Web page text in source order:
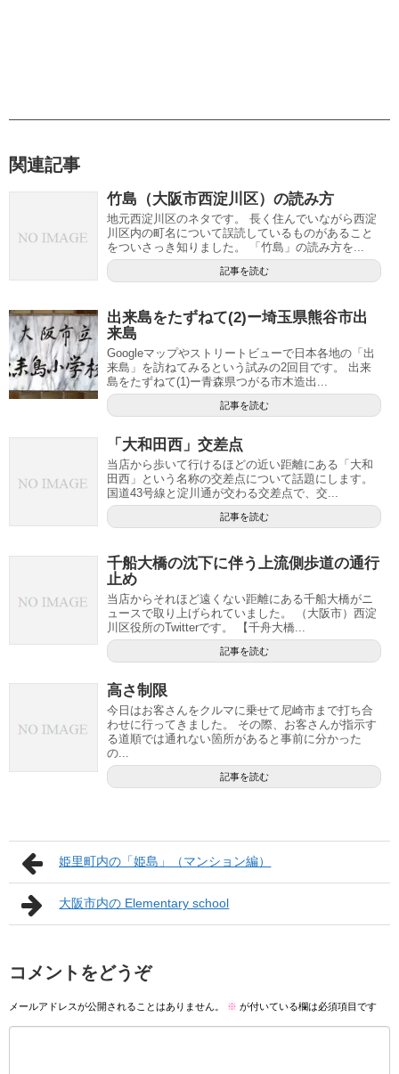
関連記事
竹島（大阪市西淀川区）の読み方
地元西淀川区のネタです。 長く住んでいながら西淀
川区内の町名について誤読しているものがあること
をついさっき知りました。 「竹島」の読み方を...
記事を読む
出来島をたずねて(2)ー埼玉県熊谷市出
来島
Googleマップやストリートビューで日本各地の「出
来島」を訪ねてみるという試みの2回目です。 出来
島をたずねて(1)ー青森県つがる市木造出...
記事を読む
「大和田西」交差点
当店から歩いて行けるほどの近い距離にある「大和
田西」という名称の交差点について話題にします。
国道43号線と淀川通が交わる交差点で、交...
記事を読む
千船大橋の沈下に伴う上流側歩道の通行
止め
当店からそれほど遠くない距離にある千船大橋がニ
ュースで取り上げられていました。 （大阪市）西淀
川区役所のTwitterです。 【千舟大橋...
記事を読む
高さ制限
今日はお客さんをクルマに乗せて尼崎市まで打ち合
わせに行ってきました。 その際、お客さんが指示す
る道順では通れない箇所があると事前に分かった
の...
記事を読む
姫里町内の「姫島」（マンション編）
大阪市内の Elementary school
コメントをどうぞ
メールアドレスが公開されることはありません。 ※ が付いている欄は必須項目です